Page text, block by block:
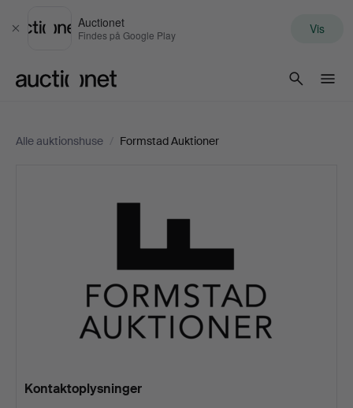
Luk
Auctionet
Findes på Google Play Vis
Alle auktionshuse / Formstad Auktioner
Kontaktoplysninger